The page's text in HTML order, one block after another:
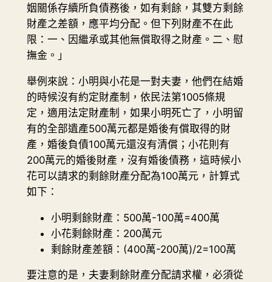
姻關係存續所負債務後，如有剩餘，其雙方剩餘
財產之差額，應平均分配。但下列財產不在此
限：一、因繼承或其他無償取得之財產。二、慰
撫金。」
舉例來說：小明與小花是一對夫妻，他們在結婚
的時候沒有約定財產制，依民法第1005條規
定，適用法定財產制，如果小明死亡了，小明留
有的全部遺產500萬元都是婚後有償取得的財
產，婚後負債100萬元還沒有清償；小花則有
200萬元的婚後財產，沒有婚後債務，這時候小
花可以請求的剩餘財產分配為100萬元，計算式
如下：
小明剩餘財產：500萬-100萬=400萬
小花剩餘財產：200萬元
剩餘財產差額：(400萬-200萬)/2=100萬
要注意的是，夫妻剩餘財產分配請求權，必須從